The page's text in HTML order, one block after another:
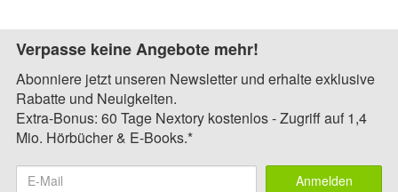
Verpasse keine Angebote mehr!
Abonniere jetzt unseren Newsletter und erhalte exklusive
Rabatte und Neuigkeiten.
Extra-Bonus: 60 Tage Nextory kostenlos - Zugriff auf 1,4
Mio. Hörbücher & E-Books.*
Anmelden